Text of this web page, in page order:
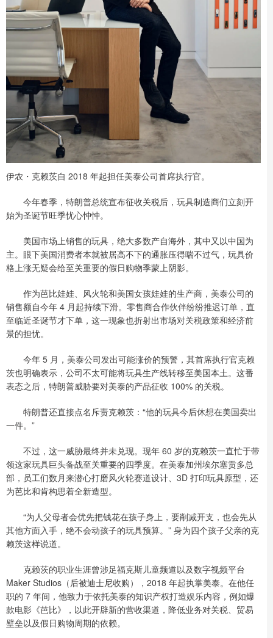
伊农・克赖茨自 2018 年起担任美泰公司首席执行官。
今年春季，特朗普总统宣布征收关税后，玩具制造商们立刻开
始为圣诞节旺季忧心忡忡。
美国市场上销售的玩具，绝大多数产自海外，其中又以中国为
主。眼下美国消费者本就被居高不下的通胀压得喘不过气，玩具价
格上涨无疑会给至关重要的假日购物季蒙上阴影。
作为芭比娃娃、风火轮和美国女孩娃娃的生产商，美泰公司的
销售额自今年 4 月起持续下滑。零售商合作伙伴纷纷推迟订单，直
至临近圣诞节才下单，这一现象也折射出市场对关税政策和经济前
景的担忧。
今年 5 月，美泰公司发出可能涨价的预警，其首席执行官克赖
茨也明确表示，公司不太可能将玩具生产线转移至美国本土。这番
表态之后，特朗普威胁要对美泰的产品征收 100% 的关税。
特朗普还直接点名斥责克赖茨：“他的玩具今后休想在美国卖出
一件。”
不过，这一威胁最终并未兑现。现年 60 岁的克赖茨一直忙于带
领这家玩具巨头备战至关重要的四季度。在美泰加州埃尔塞贡多总
部，员工们数月来潜心打磨风火轮赛道设计、3D 打印玩具原型，还
为芭比和肯构思着全新造型。
“为人父母者会优先把钱花在孩子身上，要削减开支，也会先从
其他方面入手，绝不会动孩子的玩具预算。” 身为四个孩子父亲的克
赖茨这样说道。
克赖茨的职业生涯曾涉足福克斯儿童频道以及数字视频平台
Maker Studios（后被迪士尼收购），2018 年起执掌美泰。在他任
职的 7 年间，他致力于依托美泰的知识产权打造娱乐内容，例如爆
款电影《芭比》，以此开辟新的营收渠道，降低业务对关税、贸易
壁垒以及假日购物周期的依赖。